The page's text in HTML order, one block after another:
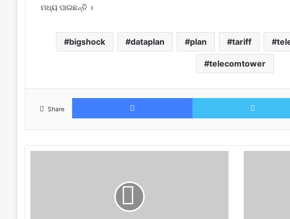
ମଧ୍ୟ ପାଇଛନ୍ତି ।
bigshock dataplan plan tariff
telecomtower
Share
Facebook